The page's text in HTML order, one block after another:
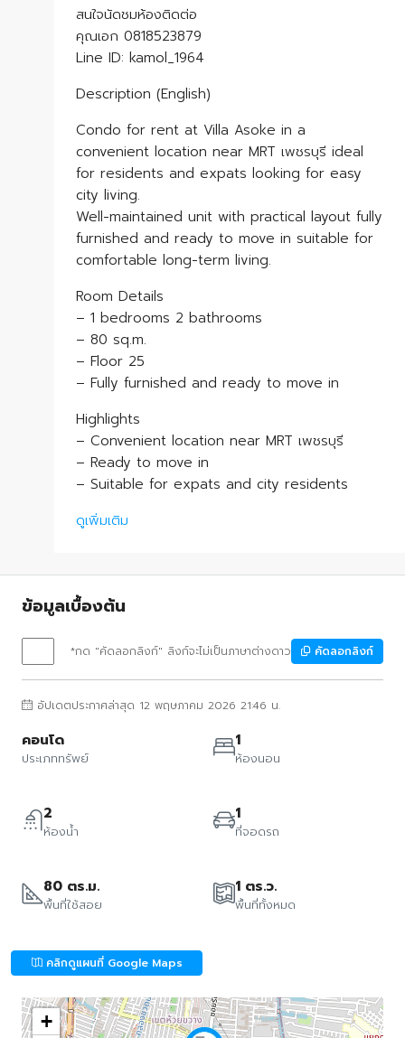
สนใจนัดชมห้องติดต่อ
คุณเอก 0818523879
Line ID: kamol_1964
Description (English)
Condo for rent at Villa Asoke in a
convenient location near MRT เพชรบุรี ideal
for residents and expats looking for easy
city living.
Well-maintained unit with practical layout fully
furnished and ready to move in suitable for
comfortable long-term living.
Room Details
– 1 bedrooms 2 bathrooms
– 80 sq.m.
– Floor 25
– Fully furnished and ready to move in
Highlights
– Convenient location near MRT เพชรบุรี
– Ready to move in
– Suitable for expats and city residents
ดูเพิ่มเติม
ข้อมูลเบื้องต้น
*กด "คัดลอกลิงก์" ลิงก์จะไม่เป็นภาษาต่างดาว คัดลอกลิงก์
อัปเดตประกาศล่าสุด 12 พฤษภาคม 2026 21:46 น.
คอนโด
ประเภททรัพย์
1
ห้องนอน
2
ห้องน้ำ
1
ที่จอดรถ
80 ตร.ม.
พื้นที่ใช้สอย
1 ตร.ว.
พื้นที่ทั้งหมด
คลิกดูแผนที่ Google Maps
+